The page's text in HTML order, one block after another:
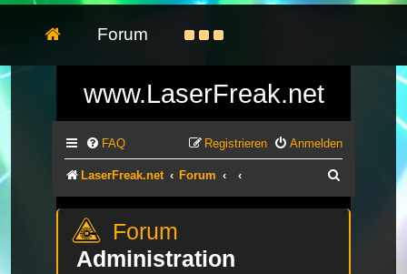
Forum
www.LaserFreak.net
FAQ Anmelden
Registrieren
LaserFreak.net Forum
Administration